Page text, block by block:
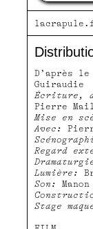
D’après
Guiraudie
Écriture,
Pierre
Mise en
Avec:
Regard
Lumière:
Son:
Manon
Stage